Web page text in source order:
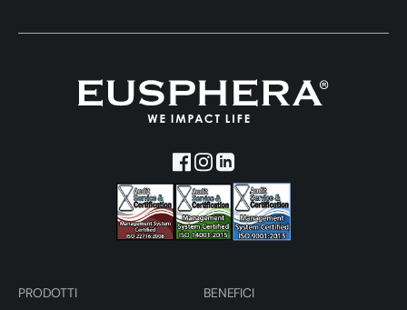
PRODOTTI BENEFICI